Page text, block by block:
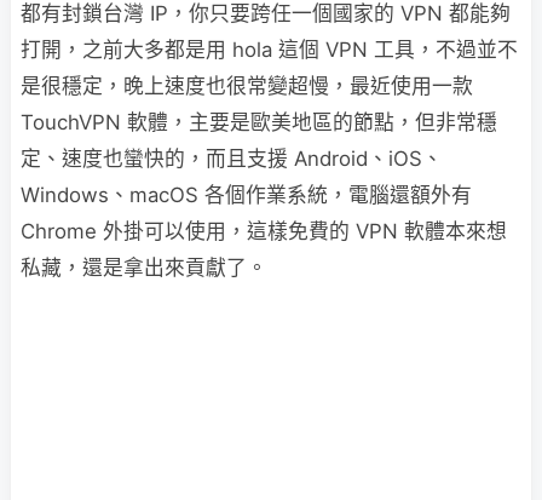
都有封鎖台灣 IP，你只要跨任一個國家的 VPN 都能夠
打開，之前大多都是用 hola 這個 VPN 工具，不過並不
是很穩定，晚上速度也很常變超慢，最近使用一款
TouchVPN 軟體，主要是歐美地區的節點，但非常穩
定、速度也蠻快的，而且支援 Android、iOS、
Windows、macOS 各個作業系統，電腦還額外有
Chrome 外掛可以使用，這樣免費的 VPN 軟體本來想
私藏，還是拿出來貢獻了。